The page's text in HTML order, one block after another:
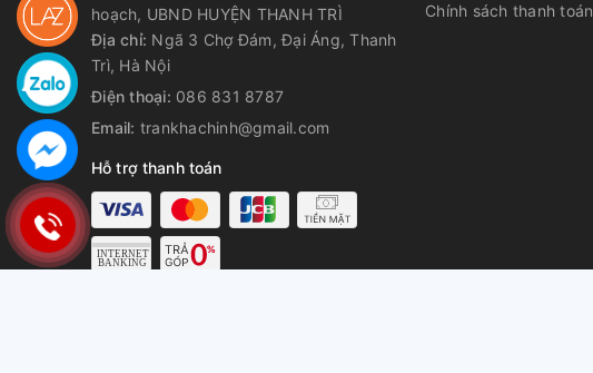
hoạch, UBND HUYỆN THANH TRÌ
Địa chỉ: Ngã 3 Chợ Đám, Đại Áng, Thanh
Trì, Hà Nội
Điện thoại: 086 831 8787
Email: trankhachinh@gmail.com
Hỗ trợ thanh toán
Chính sách thanh toán